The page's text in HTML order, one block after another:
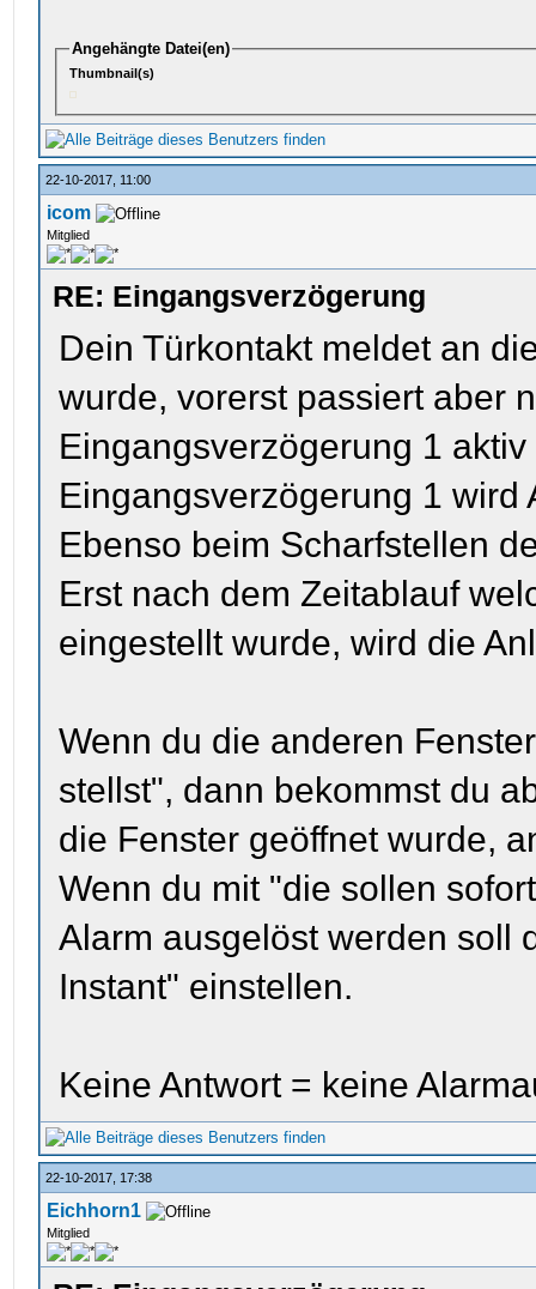
Angehängte Datei(en)
Thumbnail(s)
22-10-2017, 11:00
icom
Mitglied
RE: Eingangsverzögerung
Dein Türkontakt meldet an
wurde, vorerst passiert aber
Eingangsverzögerung 1
Eingangsverzögerung 1 wird
Ebenso beim Scharfstellen
Erst nach dem Zeitablauf
eingestellt wurde, wird die
Wenn du die anderen
stellst", dann bekommst du
die Fenster geöffnet wurde,
Wenn du mit "die sollen
Alarm ausgelöst werden soll
Instant" einstellen.
Keine Antwort = keine
22-10-2017, 17:38
Eichhorn1
Mitglied